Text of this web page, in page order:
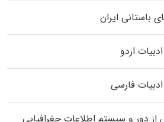
باستانی ایران
اردو
فارسی
دور و سیستم اطلاعات جغرافیایی